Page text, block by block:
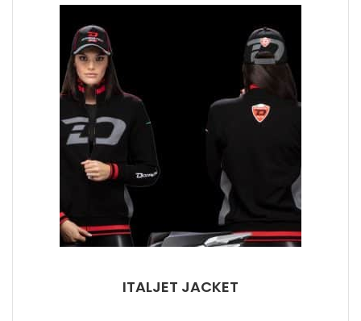
ITALJET JACKET